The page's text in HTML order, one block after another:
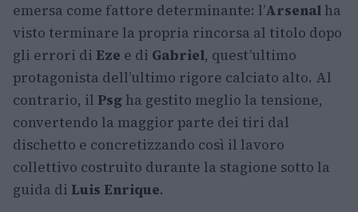
emersa come fattore determinante: l’Arsenal ha
visto terminare la propria rincorsa al titolo dopo
gli errori di Eze e di Gabriel, quest’ultimo
protagonista dell’ultimo rigore calciato alto. Al
contrario, il Psg ha gestito meglio la tensione,
convertendo la maggior parte dei tiri dal
dischetto e concretizzando così il lavoro
collettivo costruito durante la stagione sotto la
guida di Luis Enrique.